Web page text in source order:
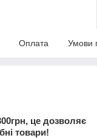
Оплата Умови
це дозволяє
товари!